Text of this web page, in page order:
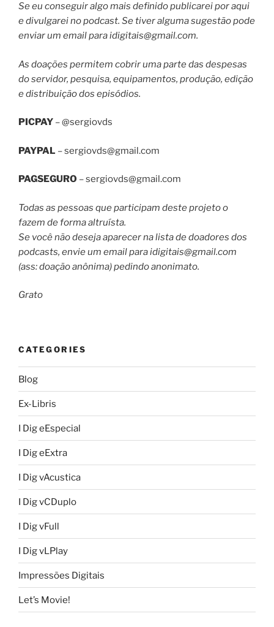
Se eu conseguir algo mais definido publicarei por aqui
e divulgarei no podcast. Se tiver alguma sugestão pode
enviar um email paraidigitais@gmail.com.
As doações permitem cobrir uma parte das despesas
do servidor, pesquisa, equipamentos, produção, edição
e distribuição dos episódios.
PICPAY – @sergiovds
PAYPAL –sergiovds@gmail.com
PAGSEGURO –sergiovds@gmail.com
Todas as pessoas que participam deste projeto o
fazem de forma altruísta.
Se você não deseja aparecer na lista de doadores dos
podcasts, envie um email paraidigitais@gmail.com
(ass: doação anônima) pedindo anonimato.
Grato
CATEGORIES
Blog
Ex-Libris
I Dig eEspecial
I Dig eExtra
I Dig vAcustica
I Dig vCDuplo
I Dig vFull
I Dig vLPlay
Impressões Digitais
Let’s Movie!